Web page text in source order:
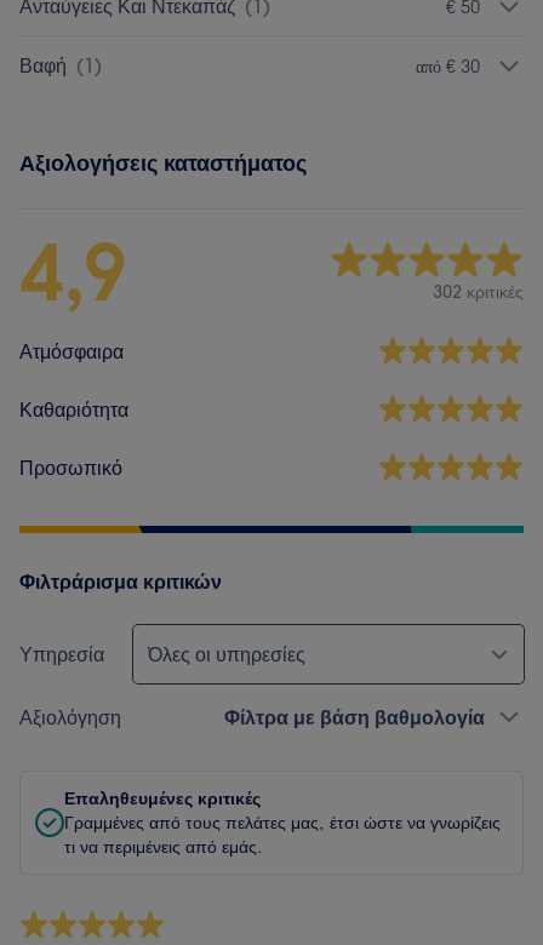
Ανταύγειες Και Ντεκαπάζ (1) € 50
Βαφή (1) από € 30
Αξιολογήσεις καταστήματος
4,9 302 κριτικές
Ατμόσφαιρα
Καθαριότητα
Προσωπικό
Φιλτράρισμα κριτικών
Υπηρεσία Όλες οι υπηρεσίες
Αξιολόγηση Φίλτρα με βάση βαθμολογία
Επαληθευμένες κριτικές
Γραμμένες από τους πελάτες μας, έτσι ώστε να γνωρίζεις
τι να περιμένεις από εμάς.